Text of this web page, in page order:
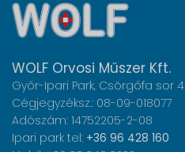
WOLF Orvosi Műszer Kft.
Győr-Ipari Park, Csörgőfa sor 4
Cégjegyzéksz.: 08-09-018077
Adószám: 14752205-2-08
Ipari park tel: +36 96 428 160